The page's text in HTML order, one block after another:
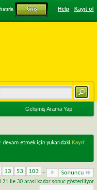
Kayıt ol
Help
Gelişmiş Arama Yap
devam etmek için yukarıdaki Kayıt
13 53 103 ... Sonuncu
21 ile 30 arasi kadar sonuc gösteriliyor